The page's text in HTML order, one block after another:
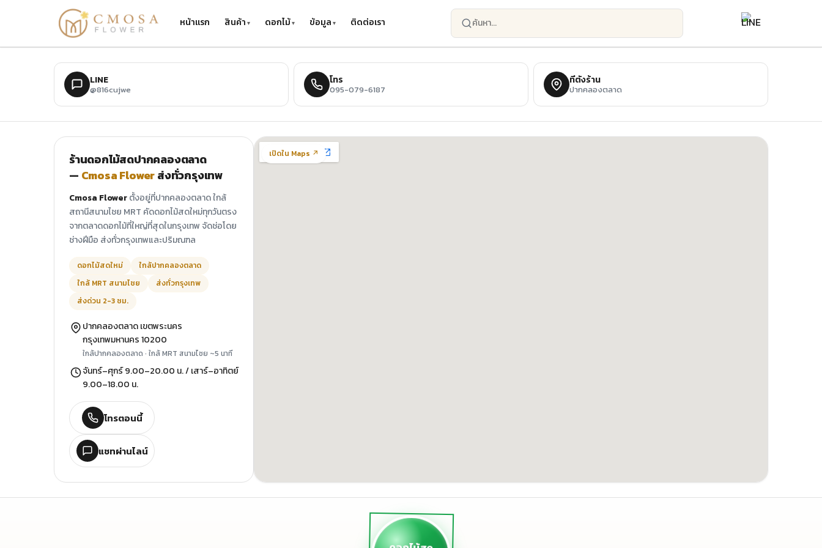
ข้ามไปยังเนื้อหาหลัก
หน้าแรก สินค้า ดอกไม้ ข้อมูล ติดต่อเรา
LINE
@816cujwe
โทร
095-079-6187
ที่ตั้งร้าน
ปากคลองตลาด
ร้านดอกไม้สดปากคลองตลาด
— Cmosa Flowerส่งทั่วกรุงเทพ
Cmosa Flowerตั้งอยู่ที่ปากคลองตลาด ใกล้
สถานีสนามไชย MRT คัดดอกไม้สดใหม่ทุกวันตรง
จากตลาดดอกไม้ที่ใหญ่ที่สุดในกรุงเทพ จัดช่อโดย
ช่างฝีมือ ส่งทั่วกรุงเทพและปริมณฑล
ดอกไม้สดใหม่
ใกล้ปากคลองตลาด
ใกล้ MRT สนามไชย
ส่งทั่วกรุงเทพ
ส่งด่วน 2-3 ชม.
ปากคลองตลาด เขตพระนคร
กรุงเทพมหานคร 10200
ใกล้ปากคลองตลาด · ใกล้ MRT สนามไชย ~5 นาที
จันทร์–ศุกร์ 9.00–20.00 น. / เสาร์–อาทิตย์
9.00–18.00 น.
โทรตอนนี้
แชทผ่านไลน์
เปิดใน Maps ↗